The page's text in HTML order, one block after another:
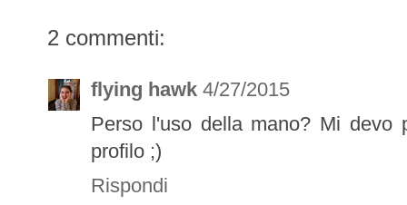
2 commenti:
flying hawk 4/27/2015
Perso l'uso della mano? Mi devo
profilo ;)
Rispondi